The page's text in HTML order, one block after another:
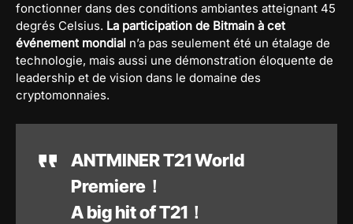
fonctionner dans des conditions ambiantes atteignant 45
degrés Celsius. La participation de Bitmain à cet
événement mondial n’a pas seulement été un étalage de
technologie, mais aussi une démonstration éloquente de
leadership et de vision dans le domaine des
cryptomonnaies.
ANTMINER T21 World
Premiere！
A big hit of T21！